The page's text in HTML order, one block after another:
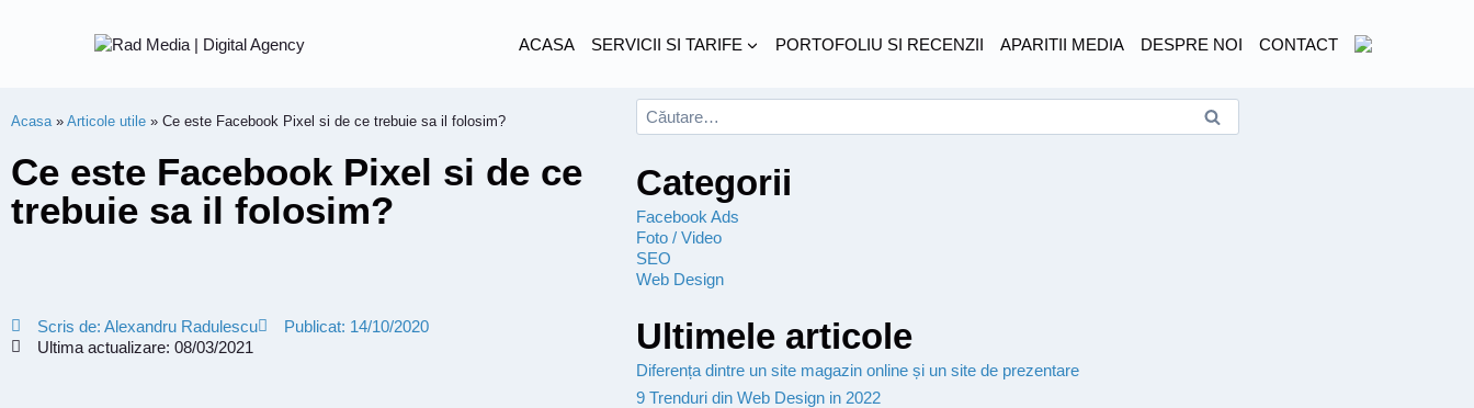
ACASA SERVICII SI TARIFE PORTOFOLIU SI RECENZII APARITII MEDIA DESPRE NOI CONTACT
Acasa » Articole utile » Ce este Facebook Pixel si de ce trebuie sa il folosim?
Ce este Facebook Pixel si de ce
trebuie sa il folosim?
Scris de: Alexandru Radulescu Publicat: 14/10/2020
Ultima actualizare: 08/03/2021
Categorii
Facebook Ads
Foto / Video
SEO
Web Design
Ultimele articole
Diferența dintre un site magazin online și un site de prezentare
9 Trenduri din Web Design in 2022